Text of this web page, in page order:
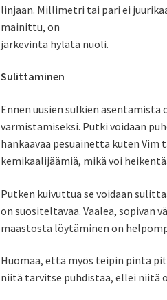
linjaan. Millimetri tai pari ei
mainittu, on
järkevintä hylätä nuoli.
Sulittaminen
Ennen uusien sulkien
varmistamiseksi. Putki voidaan
hankaavaa pesuainetta kuten Vim
kemikaalijäämiä, mikä voi
Putken kuivuttua se voidaan
on suositeltavaa. Vaalea, sopivan
maastosta löytäminen on
Huomaa, että myös teipin pinta
niitä tarvitse puhdistaa, ellei niitä